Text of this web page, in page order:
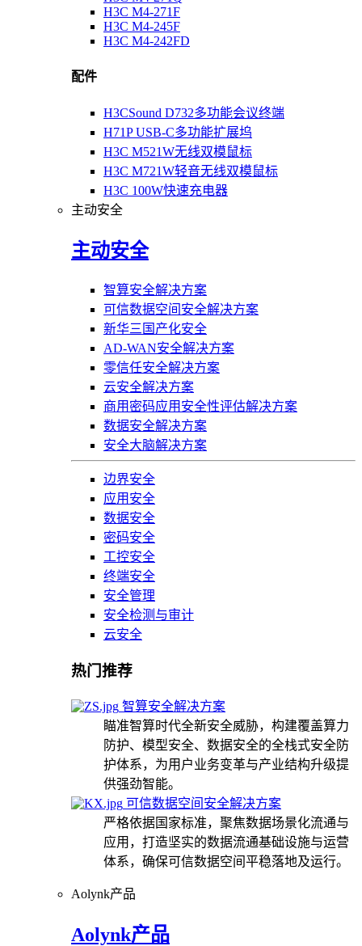
H3C M4-271F
H3C M4-245F
H3C M4-242FD
配件
H3CSound D732多功能会议终端
H71P USB-C多功能扩展坞
H3C M521W无线双模鼠标
H3C M721W轻音无线双模鼠标
H3C 100W快速充电器
主动安全
主动安全
智算安全解决方案
可信数据空间安全解决方案
新华三国产化安全
AD-WAN安全解决方案
零信任安全解决方案
云安全解决方案
商用密码应用安全性评估解决方案
数据安全解决方案
安全大脑解决方案
边界安全
应用安全
数据安全
密码安全
工控安全
终端安全
安全管理
安全检测与审计
云安全
热门推荐
智算安全解决方案
瞄准智算时代全新安全威胁，构建覆盖算力
防护、模型安全、数据安全的全栈式安全防
护体系，为用户业务变革与产业结构升级提
供强劲智能。
可信数据空间安全解决方案
严格依据国家标准，聚焦数据场景化流通与
应用，打造坚实的数据流通基础设施与运营
体系，确保可信数据空间平稳落地及运行。
Aolynk产品
Aolynk产品